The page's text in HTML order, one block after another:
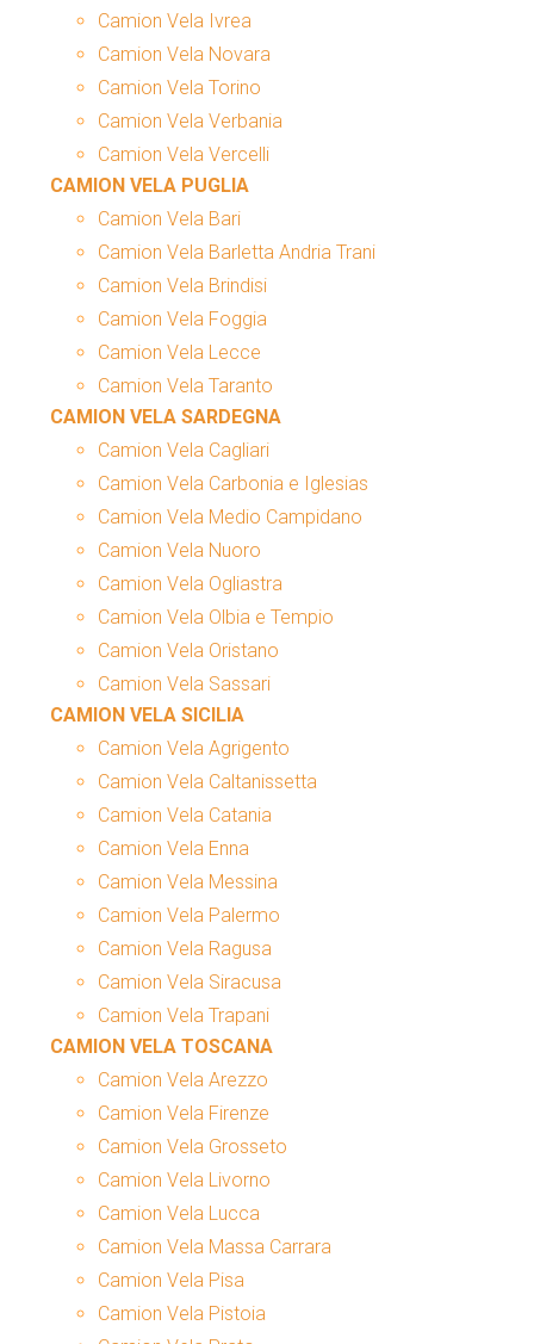
Camion Vela Ivrea
Camion Vela Novara
Camion Vela Torino
Camion Vela Verbania
Camion Vela Vercelli
CAMION VELA PUGLIA
Camion Vela Bari
Camion Vela Barletta Andria Trani
Camion Vela Brindisi
Camion Vela Foggia
Camion Vela Lecce
Camion Vela Taranto
CAMION VELA SARDEGNA
Camion Vela Cagliari
Camion Vela Carbonia e Iglesias
Camion Vela Medio Campidano
Camion Vela Nuoro
Camion Vela Ogliastra
Camion Vela Olbia e Tempio
Camion Vela Oristano
Camion Vela Sassari
CAMION VELA SICILIA
Camion Vela Agrigento
Camion Vela Caltanissetta
Camion Vela Catania
Camion Vela Enna
Camion Vela Messina
Camion Vela Palermo
Camion Vela Ragusa
Camion Vela Siracusa
Camion Vela Trapani
CAMION VELA TOSCANA
Camion Vela Arezzo
Camion Vela Firenze
Camion Vela Grosseto
Camion Vela Livorno
Camion Vela Lucca
Camion Vela Massa Carrara
Camion Vela Pisa
Camion Vela Pistoia